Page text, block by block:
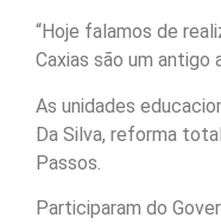
“Hoje falamos de
Caxias são um
As unidades
Da Silva, reforma
Passos.
Participaram do